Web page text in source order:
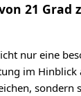
21 Grad
nur eine
im Hinblick
sondern